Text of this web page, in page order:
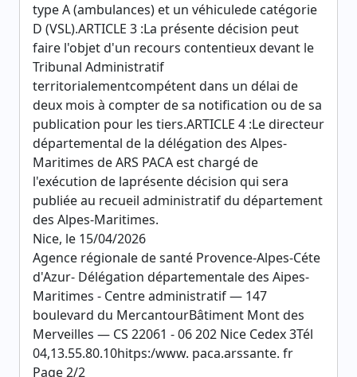
type A (ambulances) et un véhiculede catégorie
D (VSL).ARTICLE 3 :La présente décision peut
faire l'objet d'un recours contentieux devant le
Tribunal Administratif
territorialementcompétent dans un délai de
deux mois à compter de sa notification ou de sa
publication pour les tiers.ARTICLE 4 :Le directeur
départemental de la délégation des Alpes-
Maritimes de ARS PACA est chargé de
l'exécution de laprésente décision qui sera
publiée au recueil administratif du département
des Alpes-Maritimes.
Nice, le 15/04/2026
Agence régionale de santé Provence-Alpes-Céte
d'Azur- Délégation départementale des Aipes-
Maritimes - Centre administratif — 147
boulevard du MercantourBâtiment Mont des
Merveilles — CS 22061 - 06 202 Nice Cedex 3Tél
04,13.55.80.10hitps:/www. paca.arssante. fr
Page 2/2